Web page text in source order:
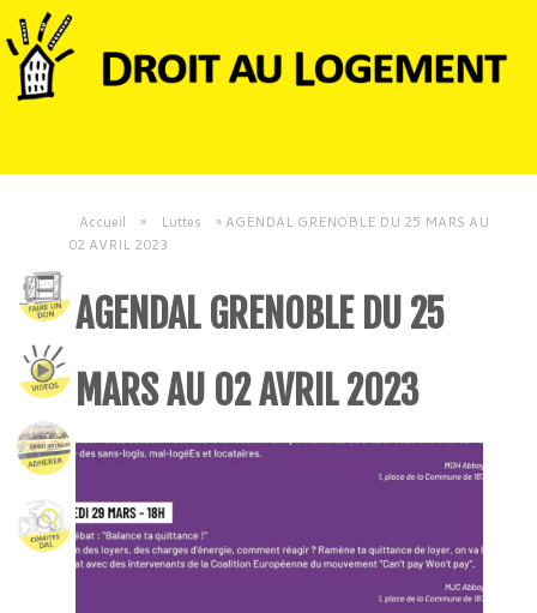
Accueil » Luttes » AGENDAL GRENOBLE DU 25 MARS AU
02 AVRIL 2023
AGENDAL GRENOBLE DU 25
MARS AU 02 AVRIL 2023